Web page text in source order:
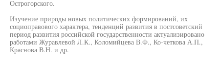
Острогорского.
Изучение природы новых политических формирований, их
социоправового характера, тенденций развития в постсоветский
период развития российской государственности актуализировано
работами Журавлевой Л.К., Коломийцева В.Ф., Ко-четкова А.П.,
Краснова В.Н. и др.